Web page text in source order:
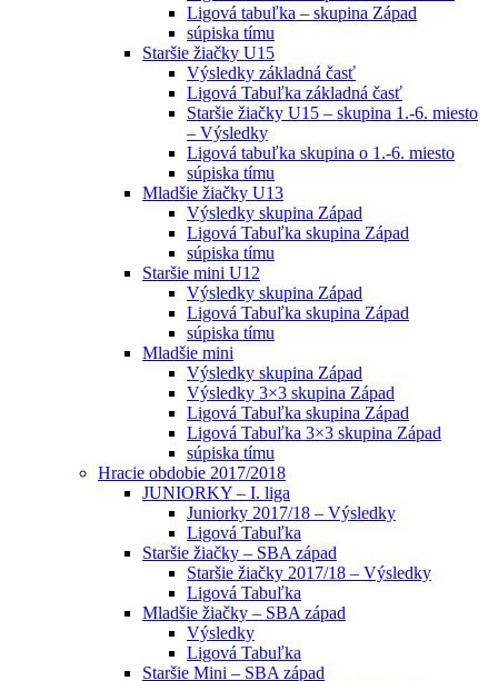
Ligová tabuľka – skupina Západ
súpiska tímu
Staršie žiačky U15
Výsledky základná časť
Ligová Tabuľka základná časť
Staršie žiačky U15 – skupina 1.-6. miesto
– Výsledky
Ligová tabuľka skupina o 1.-6. miesto
súpiska tímu
Mladšie žiačky U13
Výsledky skupina Západ
Ligová Tabuľka skupina Západ
súpiska tímu
Staršie mini U12
Výsledky skupina Západ
Ligová Tabuľka skupina Západ
súpiska tímu
Mladšie mini
Výsledky skupina Západ
Výsledky 3×3 skupina Západ
Ligová Tabuľka skupina Západ
Ligová Tabuľka 3×3 skupina Západ
súpiska tímu
Hracie obdobie 2017/2018
JUNIORKY – I. liga
Juniorky 2017/18 – Výsledky
Ligová Tabuľka
Staršie žiačky – SBA západ
Staršie žiačky 2017/18 – Výsledky
Ligová Tabuľka
Mladšie žiačky – SBA západ
Výsledky
Ligová Tabuľka
Staršie Mini – SBA západ